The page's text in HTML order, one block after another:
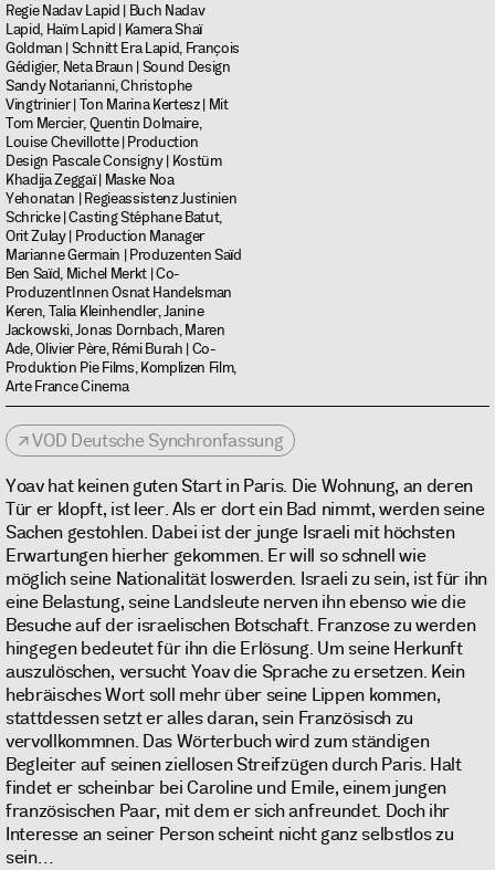
Regie Nadav Lapid | Buch Nadav
Lapid, Haïm Lapid | Kamera Shaï
Goldman | Schnitt Era Lapid, François
Gédigier, Neta Braun | Sound Design
Sandy Notarianni, Christophe
Vingtrinier | Ton Marina Kertesz | Mit
Tom Mercier, Quentin Dolmaire,
Louise Chevillotte | Production
Design Pascale Consigny | Kostüm
Khadija Zeggaï | Maske Noa
Yehonatan | Regieassistenz Justinien
Schricke | Casting Stéphane Batut,
Orit Zulay | Production Manager
Marianne Germain | Produzenten Saïd
Ben Saïd, Michel Merkt | Co-
ProduzentInnen Osnat Handelsman
Keren, Talia Kleinhendler, Janine
Jackowski, Jonas Dornbach, Maren
Ade, Olivier Père, Rémi Burah | Co-
Produktion Pie Films, Komplizen Film,
Arte France Cinema
VOD Deutsche Synchronfassung
Yoav hat keinen guten Start in Paris. Die Wohnung, an deren
Tür er klopft, ist leer. Als er dort ein Bad nimmt, werden seine
Sachen gestohlen. Dabei ist der junge Israeli mit höchsten
Erwartungen hierher gekommen. Er will so schnell wie
möglich seine Nationalität loswerden. Israeli zu sein, ist für ihn
eine Belastung, seine Landsleute nerven ihn ebenso wie die
Besuche auf der israelischen Botschaft. Franzose zu werden
hingegen bedeutet für ihn die Erlösung. Um seine Herkunft
auszulöschen, versucht Yoav die Sprache zu ersetzen. Kein
hebräisches Wort soll mehr über seine Lippen kommen,
stattdessen setzt er alles daran, sein Französisch zu
vervollkommnen. Das Wörterbuch wird zum ständigen
Begleiter auf seinen ziellosen Streifzügen durch Paris. Halt
findet er scheinbar bei Caroline und Emile, einem jungen
französischen Paar, mit dem er sich anfreundet. Doch ihr
Interesse an seiner Person scheint nicht ganz selbstlos zu
sein…